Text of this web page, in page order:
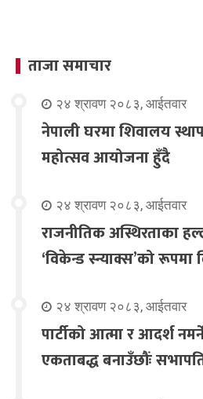
ताजा समाचार
२४ श्रावण २०८३, आईतवार
नेपाली घरमा शिवालय
महोत्सव आयोजना हुँदै
२४ श्रावण २०८३, आईतवार
राजनीतिक अस्थिरताका
‘विकेन्ड स्न्याक्स’को
२४ श्रावण २०८३, आईतवार
पार्टीको आत्मा र आदर्श
एकताबद्ध बनाउँछौंः